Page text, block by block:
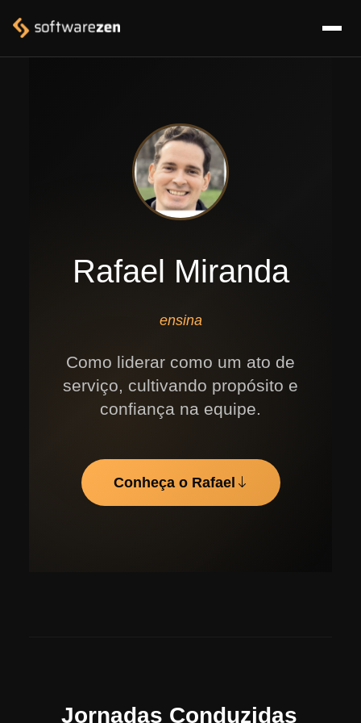
Rafael Miranda
ensina
Como liderar como um ato de
serviço, cultivando propósito e
confiança na equipe.
Conheça o Rafael
Jornadas Conduzidas